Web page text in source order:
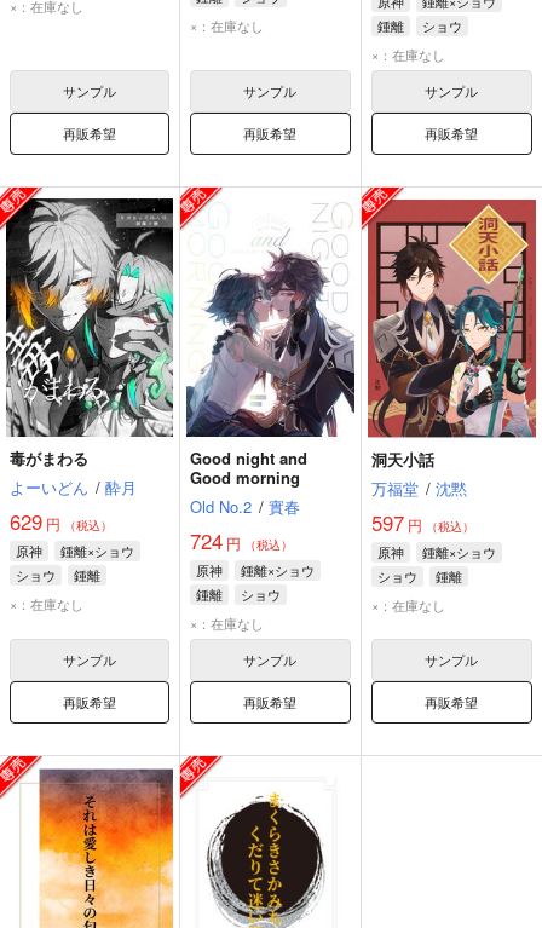
×：在庫なし
サンプル
再販希望
×：在庫なし
サンプル
再販希望
鍾離
ショウ
×：在庫なし
サンプル
再販希望
毒がまわる
よーいどん / 酔月
629 円 （税込）
原神
鍾離×ショウ
ショウ
鍾離
×：在庫なし
サンプル
再販希望
Good night and
Good morning
Old No.2 / 實春
724 円 （税込）
原神
鍾離×ショウ
鍾離
ショウ
×：在庫なし
サンプル
再販希望
洞天小話
万福堂 / 沈黙
597円 （税込）
原神
鍾離×ショウ
ショウ
鍾離
×：在庫なし
サンプル
再販希望